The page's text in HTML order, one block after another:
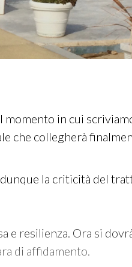
in cui
che collegherà
la criticità del
e resilienza. Ora si
di affidamento.